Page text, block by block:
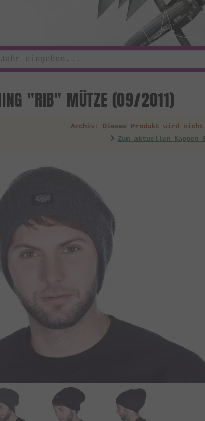
"RIB" MÜTZE (09/2011)
Archiv: Dieses Produkt wird
Zum aktuellen Kappen